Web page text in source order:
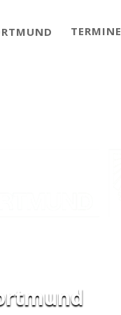
TERMINE